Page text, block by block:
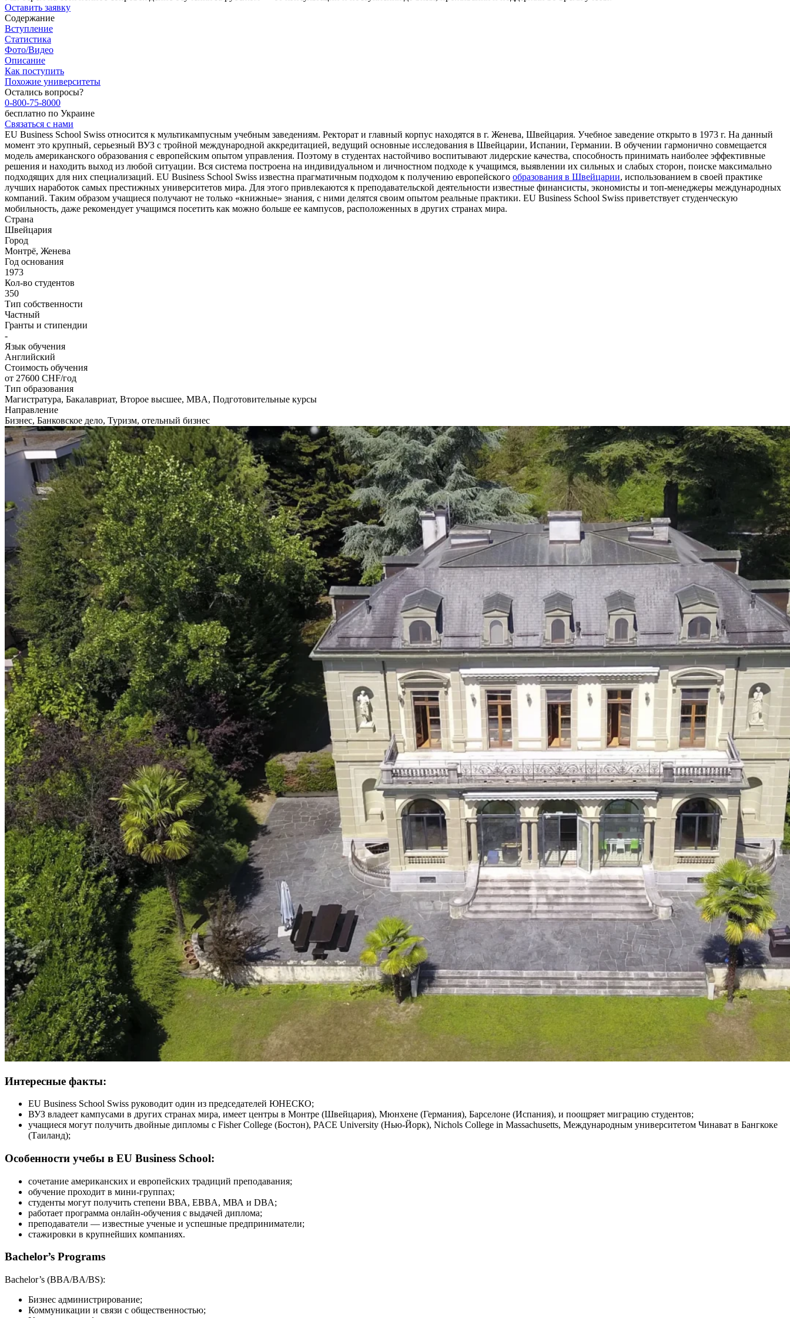
Оставить заявку
Содержание
Вступление
Статистика
Фото/Видео
Описание
Как поступить
Похожие университеты
Остались вопросы?
0-800-75-8000
бесплатно по Украине
Связаться с нами
EU Business School Swiss относится к мультикампусным учебным заведениям. Ректорат и главный корпус находятся в г. Женева, Швейцария. Учебное заведение открыто в 1973 г. На данный
момент это крупный, серьезный ВУЗ с тройной международной аккредитацией, ведущий основные исследования в Швейцарии, Испании, Германии. В обучении гармонично совмещается
модель американского образования с европейским опытом управления. Поэтому в студентах настойчиво воспитывают лидерские качества, способность принимать наиболее эффективные
решения и находить выход из любой ситуации. Вся система построена на индивидуальном и личностном подходе к учащимся, выявлении их сильных и слабых сторон, поиске максимально
подходящих для них специализаций. EU Business School Swiss известна прагматичным подходом к получению европейского образования в Швейцарии, использованием в своей практике
лучших наработок самых престижных университетов мира. Для этого привлекаются к преподавательской деятельности известные финансисты, экономисты и топ-менеджеры международных
компаний. Таким образом учащиеся получают не только «книжные» знания, с ними делятся своим опытом реальные практики. EU Business School Swiss приветствует студенческую
мобильность, даже рекомендует учащимся посетить как можно больше ее кампусов, расположенных в других странах мира.
Страна
Швейцария
Город
Монтрё, Женева
Год основания
1973
Кол-во студентов
350
Тип собственности
Частный
Гранты и стипендии
-
Язык обучения
Английский
Стоимость обучения
от 27600 CHF/год
Тип образования
Магистратура, Бакалавриат, Второе высшее, MBA, Подготовительные курсы
Направление
Бизнес, Банковское дело, Туризм, отельный бизнес
Интересные факты:
EU Business School Swiss руководит один из председателей ЮНЕСКО;
ВУЗ владеет кампусами в других странах мира, имеет центры в Монтре (Швейцария), Мюнхене (Германия), Барселоне (Испания), и поощряет миграцию студентов;
учащиеся могут получить двойные дипломы с Fisher College (Бостон), PACE University (Нью-Йорк), Nichols College in Massachusetts, Международным университетом Чинават в Бангкоке
(Таиланд);
Особенности учебы в EU Business School:
сочетание американских и европейских традиций преподавания;
обучение проходит в мини-группах;
студенты могут получить степени ВВА, EBBA, МВА и DBA;
работает программа онлайн-обучения с выдачей диплома;
преподаватели — известные ученые и успешные предприниматели;
стажировки в крупнейших компаниях.
Bachelor’s Programs
Bachelor’s (BBA/BA/BS):
Бизнес администрирование;
Коммуникации и cвязи с oбщественностью;